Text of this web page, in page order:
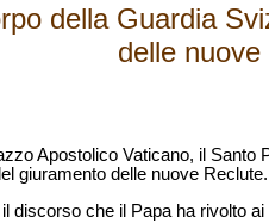
della Guardia
delle
Apostolico Vaticano, il
giuramento delle nuove Reclute.
discorso che il Papa ha rivolto ai